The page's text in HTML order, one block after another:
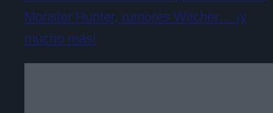
Monster Hunter, rumores Witcher… ¡y
mucho más!